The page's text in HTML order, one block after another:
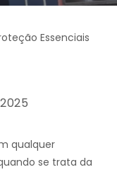
qualquer
se trata da